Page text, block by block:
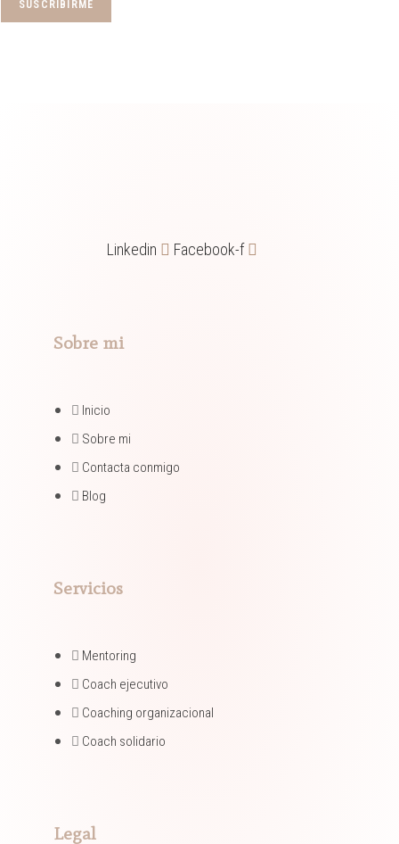
Linkedin Facebook-f
Sobre mi
Inicio
Sobre mi
Contacta conmigo
Blog
Servicios
Mentoring​
Coach ejecutivo​
Coaching organizacional​
Coach solidario​
Legal